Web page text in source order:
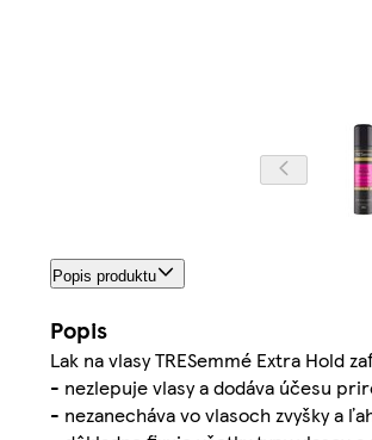
Popis produktu
Popis
Lak na vlasy TRESemmé Extra Hold
- nezlepuje vlasy a dodáva účesu
- nezanecháva vo vlasoch zvyšky a